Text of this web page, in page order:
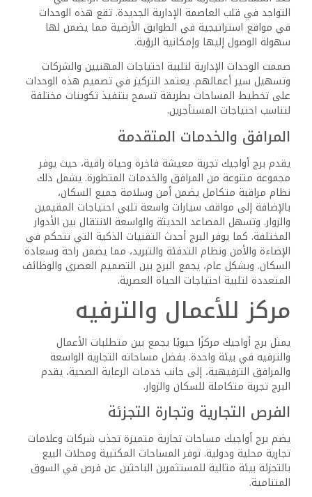
التواجد في قلب العاصمة الإدارية الجديدة. تقع هذه الوحدات
في مواقع استراتيجية في الطوابق الأرضية مما يضمن لها
سهولة الوصول إليها وإمكانية الرؤية.
صممت الوحدات الإدارية لتلبية احتياجات المهنيين والشركات
وتسهيل سير أعمالهم. يعتمد التركيز في تصميم هذه الوحدات
على تخطيط المساحات بطريقة تسمح بتنفيذ تكوينات مختلفة
لتناسب احتياجات المستأجرين.
المرافق والخدمات المتقدمة
يقدم برج أواجيك تجربة معيشة فاخرة وحياة راقية، حيث يوفر
مجموعة متنوعة من المرافق والخدمات المتطورة. يشمل ذلك
نظام مراقبة متكامل يضمن أمن وسلامة جميع السكان،
بالإضافة إلى مواقف سيارات واسعة تلبي احتياجات المقيمين
والزوار. وتسهل المصاعد الحديثة والواسعة الانتقال بين الأدوار
المختلفة. كما يوفر البرج أحدث التقنيات الذكية التي تتحكم في
الإضاءة والأمن ونظام التدفئة والتبريد، مما يضمن راحة وسعادة
السكان. وبشكل عام، يجمع البرج بين التصميم العصري والوظائف
المتعددة لتلبية احتياجات الحياة العصرية.
مركز للأعمال والترفيه
يمثل برج أواجيك مركزًا حيويًا يجمع بين متطلبات الأعمال
والترفيه في بيئة واحدة. بفضل مساحاته التجارية الواسعة
والمرافق الترفيهية، إلى جانب خدمات الرعاية الصحية، يقدم
البرج تجربة متكاملة للسكان والزوار.
الفرص التجارية وتجارة التجزئة
يضم برج أواجيك مساحات تجارية متميزة تجذب شركات وعلامات
تجارية محلية ودولية. توفر المساحات المكتبية ومحلات البيع
بالتجزئة بيئة مثالية للمستثمرين الباحثين عن فرص في السوق
المتنامية.